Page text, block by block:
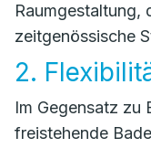
Raumgestaltung,
zeitgenössische
2.
Im Gegensatz zu
freistehende